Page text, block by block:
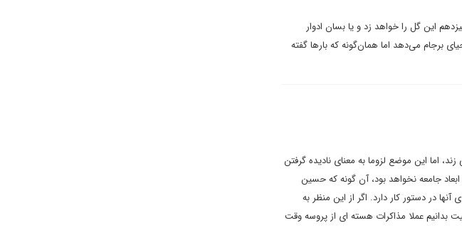
دولت سیزدهم این گل را خواهد زد و یا بسان ادوار
برجام می‌دهد اما همان‌گونه که بارها گفته
اما این موضع لزوما به معنای نادیده گرفتن
جامعه نخواهد بود، آن گونه که حسین
در دستور کار دارد. اگر از این منظر به
بدانیم عملا مذاکرات هسته ای از پروسه وقت